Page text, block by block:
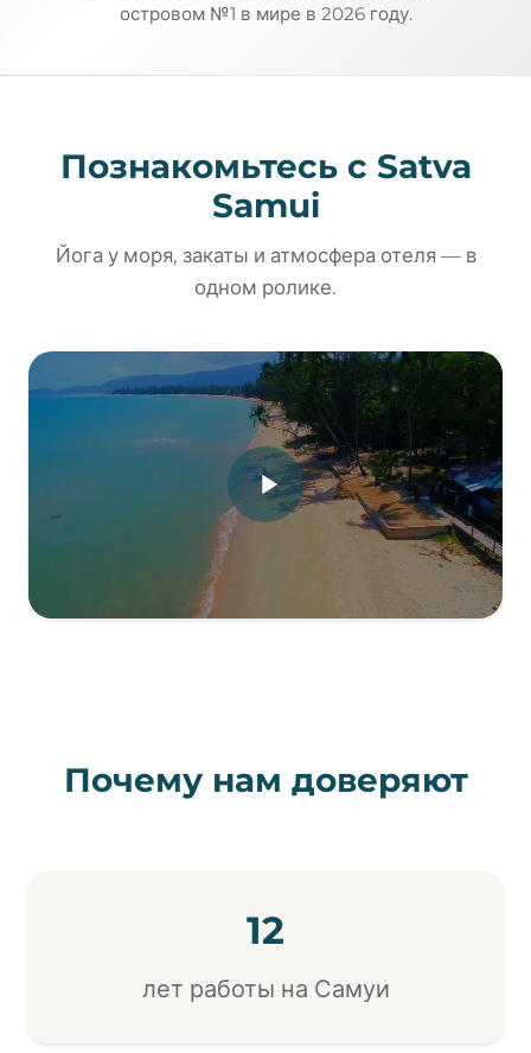
островом №1 в мире в 2026 году.
Познакомьтесь с Satva
Samui
Йога у моря, закаты и атмосфера отеля — в
одном ролике.
Почему нам доверяют
12
лет работы на Самуи